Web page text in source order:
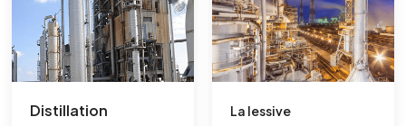
Distillation La lessive